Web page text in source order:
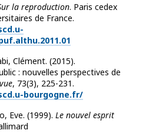
la reproduction. Paris cedex
de France.
Clément. (2015).
: nouvelles perspectives de
, 73(3), 225-231.
bourgogne.fr/
Eve. (1999). Le nouvel esprit